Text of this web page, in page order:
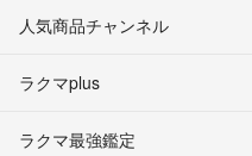
人気商品チャンネル
ラクマplus
ラクマ最強鑑定